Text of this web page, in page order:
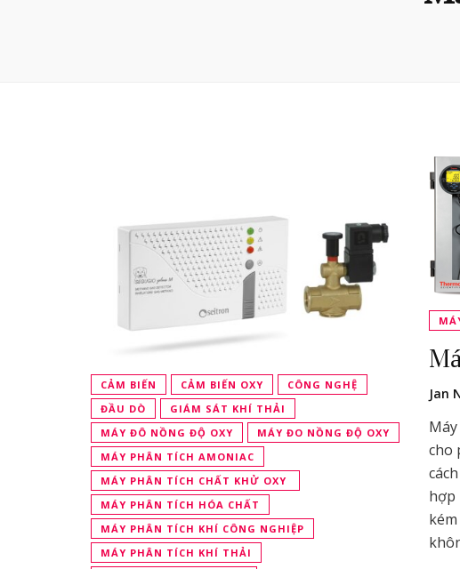
CẢM BIẾN CẢM BIẾN OXY
CÔNG NGHỆ
ĐẦU DÒ
GIÁM SÁT KHÍ THẢI
MÁY ĐÔ NỒNG ĐỘ OXY
MÁY ĐO NỒNG ĐỘ OXY
MÁY PHÂN TÍCH AMONIAC
MÁY PHÂN TÍCH CHẤT KHỬ OXY
MÁY PHÂN TÍCH HÓA CHẤT
MÁY PHÂN TÍCH KHÍ CÔNG NGHIỆP
MÁY PHÂN TÍCH KHÍ THẢI
Jan
cho
hợp